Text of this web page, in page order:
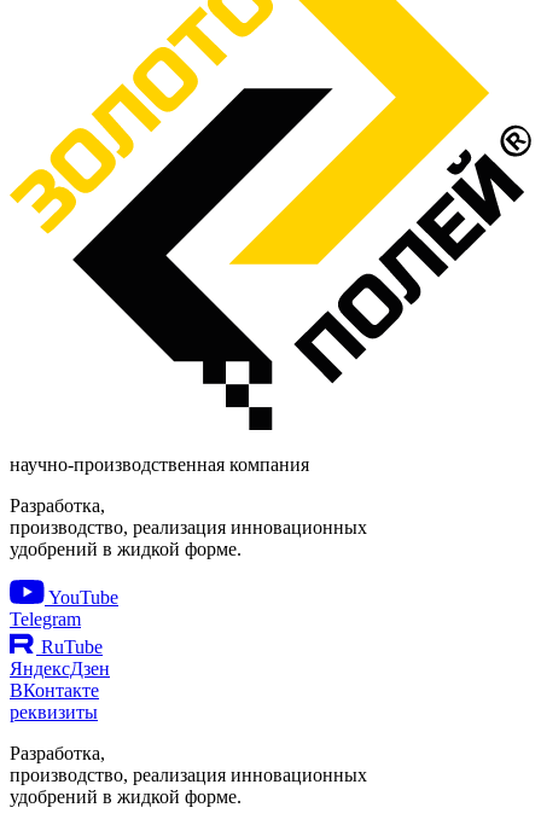
научно-производственная компания
Разработка,
производство, реализация инновационных
удобрений в жидкой форме.
YouTube
Telegram
RuTube
ЯндексДзен
ВКонтакте
реквизиты
Разработка,
производство, реализация инновационных
удобрений в жидкой форме.